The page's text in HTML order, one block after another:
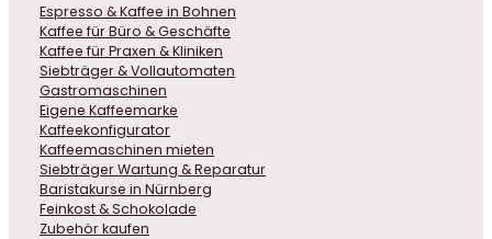
Espresso & Kaffee in Bohnen
Kaffee für Büro & Geschäfte
Kaffee für Praxen & Kliniken
Siebträger & Vollautomaten
Gastromaschinen
Eigene Kaffeemarke
Kaffeekonfigurator
Kaffeemaschinen mieten
Siebträger Wartung & Reparatur
Baristakurse in Nürnberg
Feinkost & Schokolade
Zubehör kaufen